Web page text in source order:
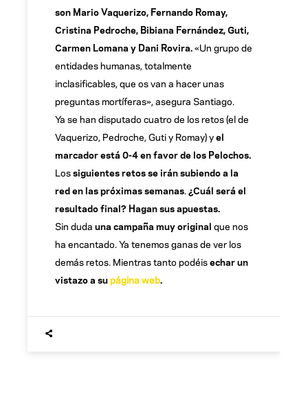
son Mario Vaquerizo, Fernando Romay,
Cristina Pedroche, Bibiana Fernández, Guti,
Carmen Lomana y Dani Rovira.«Un grupo de
entidades humanas, totalmente
inclasificables, que os van a hacer unas
preguntas mortíferas», asegura Santiago.
Ya se han disputado cuatro de los retos (el de
Vaquerizo, Pedroche, Guti y Romay) yel
marcador está 0-4 en favor de los Pelochos.
Lossiguientes retos se irán subiendo a la
red en las próximas semanas.¿Cuál será el
resultado final? Hagan sus apuestas.
Sin duda una campaña muy original que nos
ha encantado. Ya tenemos ganas de ver los
demás retos. Mientras tanto podéisechar un
vistazo a supágina web.